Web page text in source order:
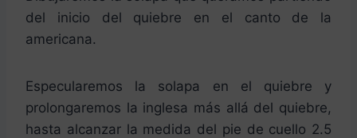
del inicio del quiebre en el canto de la
americana.
Especularemos la solapa en el quiebre y
prolongaremos la inglesa más allá del quiebre,
hasta alcanzar la medida del pie de cuello 2.5